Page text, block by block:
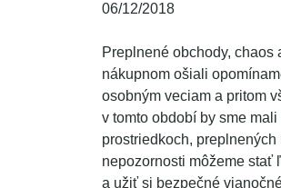
06/12/2018
Preplnené obchody,
nákupnom ošiali
osobným veciam a pritom
v tomto období by sme
prostriedkoch,
nepozornosti môžeme stať
a užiť si bezpečné